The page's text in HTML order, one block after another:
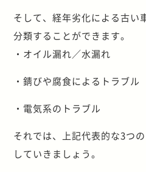
そして、経年劣化による古い
分類することができます。
・オイル漏れ／水漏れ
・錆びや腐食によるトラブル
・電気系のトラブル
それでは、上記代表的な3つ
していきましょう。